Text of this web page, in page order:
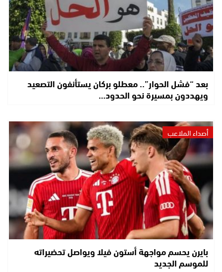
بعد “فشل الحوار”.. معطلو بركان يستأنفون التصعيد
ويهددون بمسيرة نحو الحدود…
أصداء الملاعب
بايرن يحسم مواجهة أستون فيلا ويواصل تحضيراته
للموسم الجديد